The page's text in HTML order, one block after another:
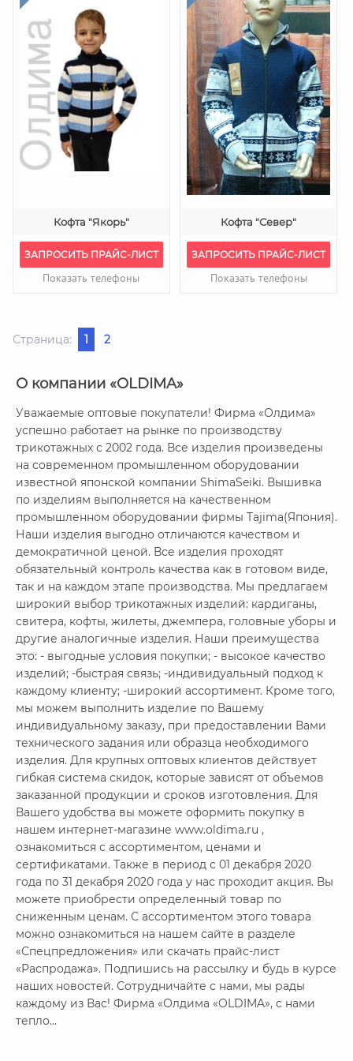
Кофта "Якорь"
ЗАПРОСИТЬ ПРАЙС-ЛИСТ
Показать телефоны
Кофта "Север"
ЗАПРОСИТЬ ПРАЙС-ЛИСТ
Показать телефоны
Страница: 1 2
О компании «OLDIMA»
Уважаемые оптовые покупатели! Фирма «Олдима»
успешно работает на рынке по производству
трикотажных с 2002 года. Все изделия произведены
на современном промышленном оборудовании
известной японской компании ShimaSeiki. Вышивка
по изделиям выполняется на качественном
промышленном оборудовании фирмы Tajima(Япония).
Наши изделия выгодно отличаются качеством и
демократичной ценой. Все изделия проходят
обязательный контроль качества как в готовом виде,
так и на каждом этапе производства. Мы предлагаем
широкий выбор трикотажных изделий: кардиганы,
свитера, кофты, жилеты, джемпера, головные уборы и
другие аналогичные изделия. Наши преимущества
это: - выгодные условия покупки; - высокое качество
изделий; -быстрая связь; -индивидуальный подход к
каждому клиенту; -широкий ассортимент. Кроме того,
мы можем выполнить изделие по Вашему
индивидуальному заказу, при предоставлении Вами
технического задания или образца необходимого
изделия. Для крупных оптовых клиентов действует
гибкая система скидок, которые зависят от объемов
заказанной продукции и сроков изготовления. Для
Вашего удобства вы можете оформить покупку в
нашем интернет-магазине www.oldima.ru ,
ознакомиться с ассортиментом, ценами и
сертификатами. Также в период с 01 декабря 2020
года по 31 декабря 2020 года у нас проходит акция. Вы
можете приобрести определенный товар по
сниженным ценам. С ассортиментом этого товара
можно ознакомиться на нашем сайте в разделе
«Спецпредложения» или скачать прайс-лист
«Распродажа». Подпишись на рассылку и будь в курсе
наших новостей. Сотрудничайте с нами, мы рады
каждому из Вас! Фирма «Олдима «OLDIMA», с нами
тепло…